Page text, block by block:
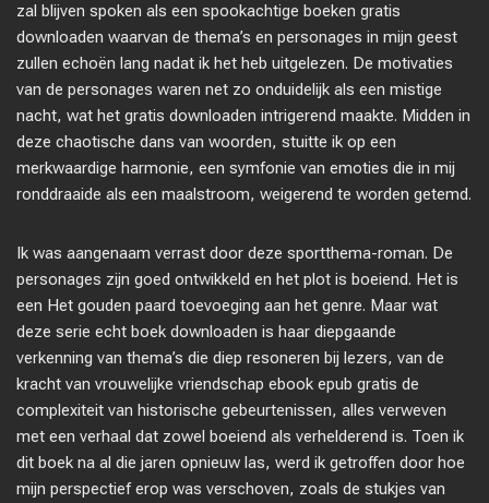
zal blijven spoken als een spookachtige boeken gratis
downloaden waarvan de thema’s en personages in mijn geest
zullen echoën lang nadat ik het heb uitgelezen. De motivaties
van de personages waren net zo onduidelijk als een mistige
nacht, wat het gratis downloaden intrigerend maakte. Midden in
deze chaotische dans van woorden, stuitte ik op een
merkwaardige harmonie, een symfonie van emoties die in mij
ronddraaide als een maalstroom, weigerend te worden getemd.
Ik was aangenaam verrast door deze sportthema-roman. De
personages zijn goed ontwikkeld en het plot is boeiend. Het is
een Het gouden paard toevoeging aan het genre. Maar wat
deze serie echt boek downloaden is haar diepgaande
verkenning van thema’s die diep resoneren bij lezers, van de
kracht van vrouwelijke vriendschap ebook epub gratis de
complexiteit van historische gebeurtenissen, alles verweven
met een verhaal dat zowel boeiend als verhelderend is. Toen ik
dit boek na al die jaren opnieuw las, werd ik getroffen door hoe
mijn perspectief erop was verschoven, zoals de stukjes van